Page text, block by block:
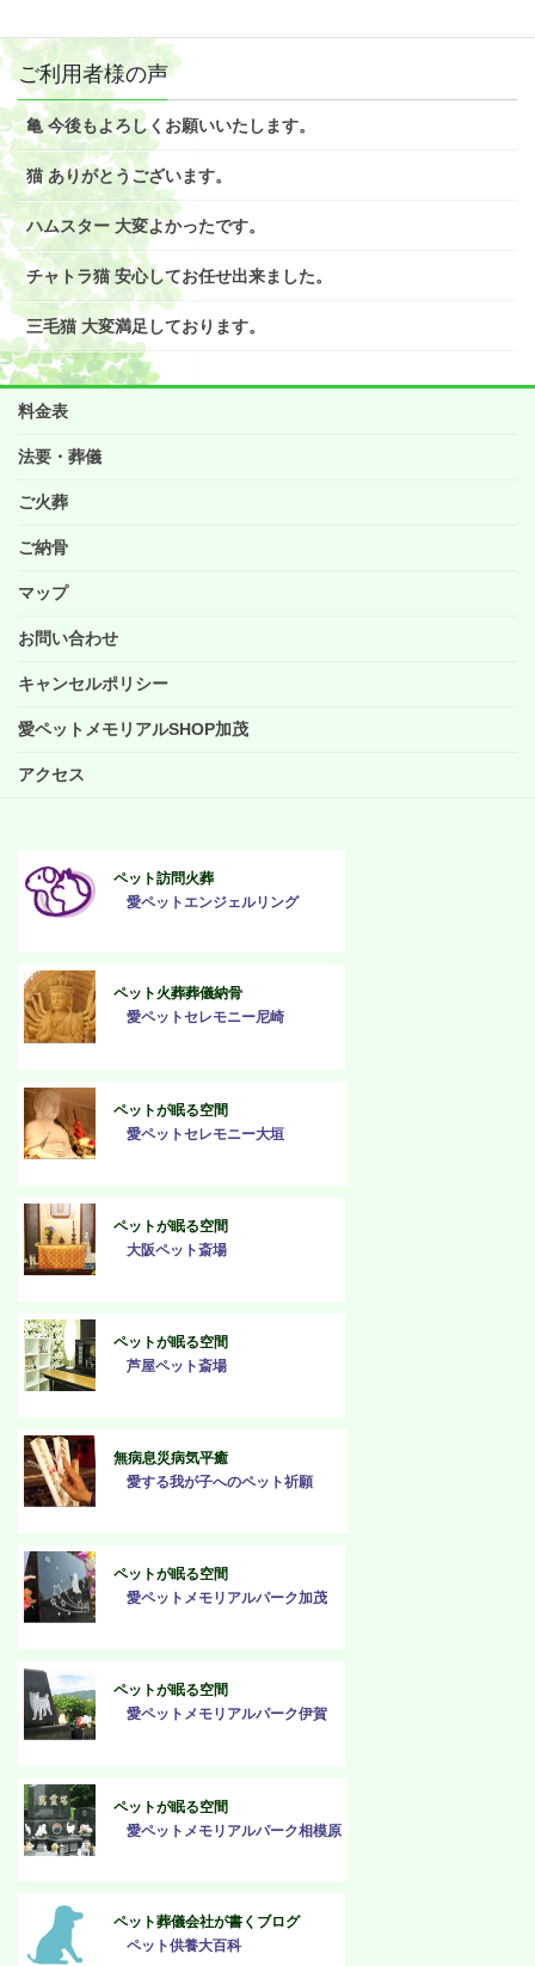
ご利用者様の声
亀 今後もよろしくお願いいたします。
猫 ありがとうございます。
ハムスター 大変よかったです。
チャトラ猫 安心してお任せ出来ました。
三毛猫 大変満足しております。
料金表
法要・葬儀
ご火葬
ご納骨
マップ
お問い合わせ
キャンセルポリシー
愛ペットメモリアルSHOP加茂
アクセス
ペット訪問火葬
愛ペットエンジェルリング
ペット火葬葬儀納骨
愛ペットセレモニー尼崎
ペットが眠る空間
愛ペットセレモニー大垣
ペットが眠る空間
大阪ペット斎場
ペットが眠る空間
芦屋ペット斎場
無病息災病気平癒
愛する我が子へのペット祈願
ペットが眠る空間
愛ペットメモリアルパーク加茂
ペットが眠る空間
愛ペットメモリアルパーク伊賀
ペットが眠る空間
愛ペットメモリアルパーク相模原
ペット葬儀会社が書くブログ
ペット供養大百科